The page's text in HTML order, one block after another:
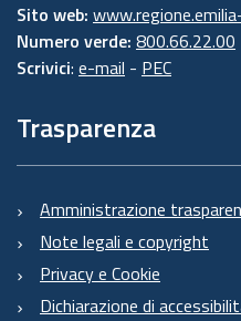
Sito web:
Numero verde: 800.66.22.00
Scrivici: e-mail - PEC
Trasparenza
Amministrazione
Note legali e copyright
Privacy e Cookie
Dichiarazione di